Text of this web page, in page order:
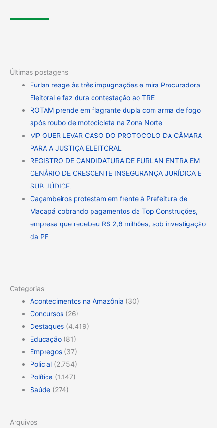
Últimas postagens
Furlan reage às três impugnações e mira Procuradora
Eleitoral e faz dura contestação ao TRE
ROTAM prende em flagrante dupla com arma de fogo
após roubo de motocicleta na Zona Norte
MP QUER LEVAR CASO DO PROTOCOLO DA CÂMARA
PARA A JUSTIÇA ELEITORAL
REGISTRO DE CANDIDATURA DE FURLAN ENTRA EM
CENÁRIO DE CRESCENTE INSEGURANÇA JURÍDICA E
SUB JÚDICE.
Caçambeiros protestam em frente à Prefeitura de
Macapá cobrando pagamentos da Top Construções,
empresa que recebeu R$ 2,6 milhões, sob investigação
da PF
Categorias
Acontecimentos na Amazônia (30)
Concursos (26)
Destaques (4.419)
Educação (81)
Empregos (37)
Policial (2.754)
Política (1.147)
Saúde (274)
Arquivos